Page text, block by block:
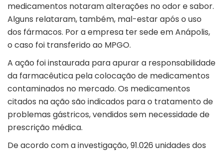
medicamentos notaram alterações no odor e sabor.
Alguns relataram, também, mal-estar após o uso
dos fármacos. Por a empresa ter sede em Anápolis,
o caso foi transferido ao MPGO.
A ação foi instaurada para apurar a responsabilidade
da farmacêutica pela colocação de medicamentos
contaminados no mercado. Os medicamentos
citados na ação são indicados para o tratamento de
problemas gástricos, vendidos sem necessidade de
prescrição médica.
De acordo com a investigação, 91.026 unidades dos